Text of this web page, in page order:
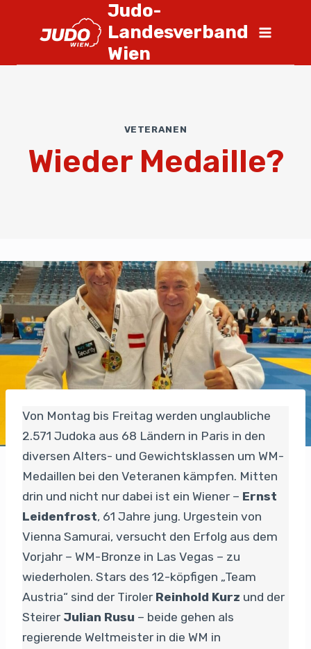
Judo-
Landesverband
Wien
VETERANEN
Wieder Medaille?
Von Montag bis Freitag werden unglaubliche
2.571 Judoka aus 68 Ländern in Paris in den
diversen Alters- und Gewichtsklassen um WM-
Medaillen bei den Veteranen kämpfen. Mitten
drin und nicht nur dabei ist ein Wiener – Ernst
Leidenfrost, 61 Jahre jung. Urgestein von
Vienna Samurai, versucht den Erfolg aus dem
Vorjahr – WM-Bronze in Las Vegas – zu
wiederholen. Stars des 12-köpfigen „Team
Austria“ sind der Tiroler Reinhold Kurz und der
Steirer Julian Rusu – beide gehen als
regierende Weltmeister in die WM in